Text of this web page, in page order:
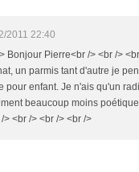
2011 22:40
Bonjour Pierre<br /> <br />
un parmis tant d'autre je
pour enfant. Je n'ais qu'un
beaucoup moins
> <br /> <br /> <br />